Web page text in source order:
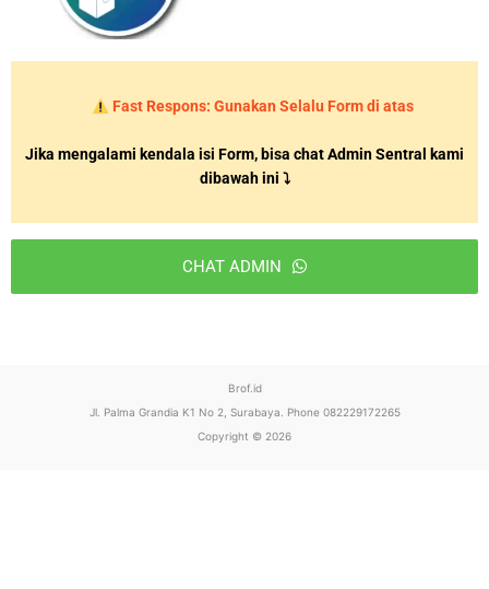
Fast Respons: Gunakan Selalu Form di atas
Jika mengalami kendala isi Form, bisa chat Admin Sentral kami
dibawah ini ⤵
CHAT ADMIN
Brof.id
Jl. Palma Grandia K1 No 2, Surabaya. Phone 082229172265
Copyright © 2026